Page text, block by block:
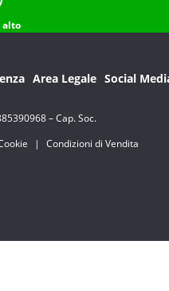
alto
Area Legale Social
– Cap. Soc.
|
Condizioni di Vendita